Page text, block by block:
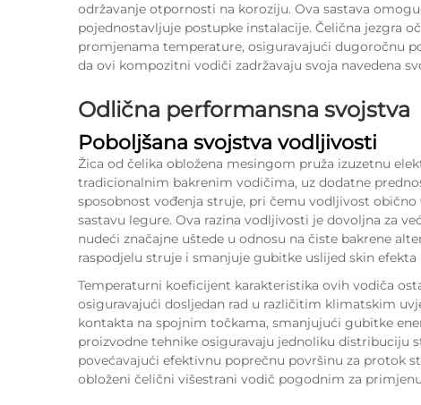
održavanje otpornosti na koroziju. Ova sastava
pojednostavljuje postupke instalacije. Čelična jezgra
promjenama temperature, osiguravajući dugoročnu
da ovi kompozitni vodiči zadržavaju svoja navedena
Odlična performansna svojstva
Poboljšana svojstva vodljivosti
Žica od čelika obložena mesingom pruža izuzetnu
tradicionalnim bakrenim vodičima, uz dodatne
sposobnost vođenja struje, pri čemu vodljivost obično
sastavu legure. Ova razina vodljivosti je dovoljna za
nudeći značajne uštede u odnosu na čiste bakrene
raspodjelu struje i smanjuje gubitke uslijed skin
Temperaturni koeficijent karakteristika ovih vodiča
osiguravajući dosljedan rad u različitim klimatskim
kontakta na spojnim točkama, smanjujući gubitke
proizvodne tehnike osiguravaju jednoliku distribuciju
povećavajući efektivnu poprečnu površinu za protok
obloženi čelični višestrani vodič pogodnim za